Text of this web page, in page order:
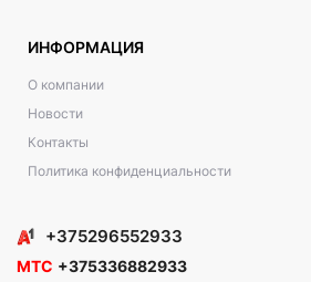
ИНФОРМАЦИЯ
О компании
Новости
Контакты
Политика конфиденциальности
+375296552933
МТС +375336882933